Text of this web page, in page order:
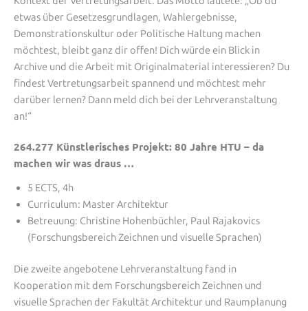
etwas über Gesetzesgrundlagen, Wahlergebnisse,
Demonstrationskultur oder Politische Haltung machen
möchtest, bleibt ganz dir offen! Dich würde ein Blick in
Archive und die Arbeit mit Originalmaterial interessieren? Du
findest Vertretungsarbeit spannend und möchtest mehr
darüber lernen? Dann meld dich bei der Lehrveranstaltung
an!“
264.277 Künstlerisches Projekt: 80 Jahre HTU – da
machen wir was draus …
5 ECTS, 4h
Curriculum: Master Architektur
Betreuung: Christine Hohenbüchler, Paul Rajakovics
(Forschungsbereich Zeichnen und visuelle Sprachen)
Die zweite angebotene Lehrveranstaltung fand in
Kooperation mit dem Forschungsbereich Zeichnen und
visuelle Sprachen der Fakultät Architektur und Raumplanung